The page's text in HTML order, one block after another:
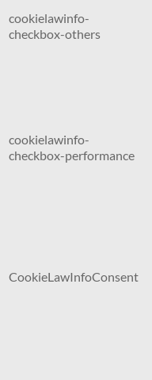
cookielawinfo-
checkbox-others
cookielawinfo-
checkbox-performance
CookieLawInfoConsent